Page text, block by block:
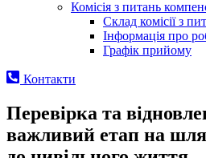
Комісія з питань
Склад комісії з
Інформація про
Графік прийому
Контакти
Перевірка та
важливий етап на